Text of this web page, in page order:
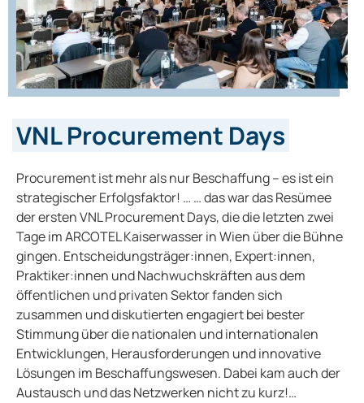
VNL Procurement Days
Procurement ist mehr als nur Beschaffung – es ist ein
strategischer Erfolgsfaktor! … … das war das Resümee
der ersten VNL Procurement Days, die die letzten zwei
Tage im ARCOTEL Kaiserwasser in Wien über die Bühne
gingen. Entscheidungsträger:innen, Expert:innen,
Praktiker:innen und Nachwuchskräften aus dem
öffentlichen und privaten Sektor fanden sich
zusammen und diskutierten engagiert bei bester
Stimmung über die nationalen und internationalen
Entwicklungen, Herausforderungen und innovative
Lösungen im Beschaffungswesen. Dabei kam auch der
Austausch und das Netzwerken nicht zu kurz!…